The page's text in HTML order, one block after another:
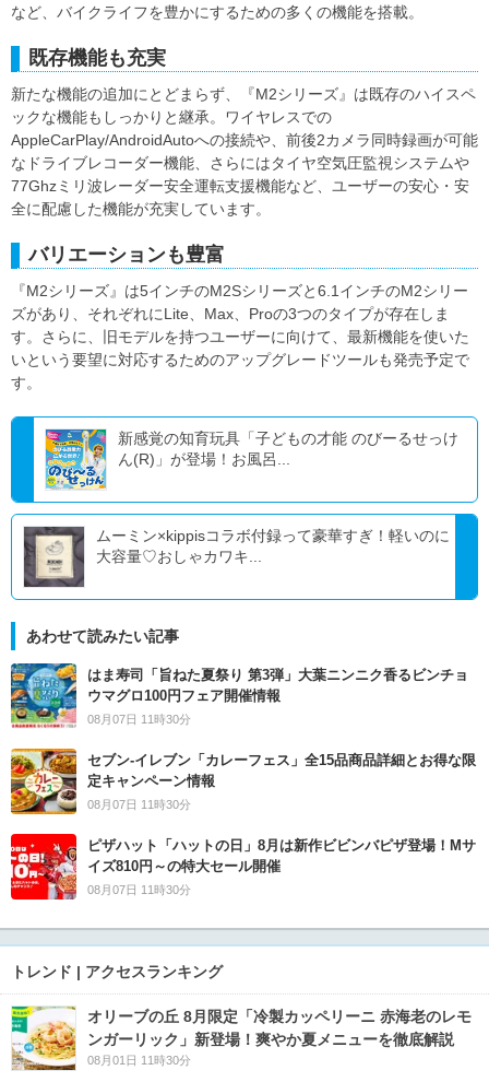
など、バイクライフを豊かにするための多くの機能を搭載。
既存機能も充実
新たな機能の追加にとどまらず、『M2シリーズ』は既存のハイスペ
ックな機能もしっかりと継承。ワイヤレスでの
AppleCarPlay/AndroidAutoへの接続や、前後2カメラ同時録画が可能
なドライブレコーダー機能、さらにはタイヤ空気圧監視システムや
77Ghzミリ波レーダー安全運転支援機能など、ユーザーの安心・安
全に配慮した機能が充実しています。
バリエーションも豊富
『M2シリーズ』は5インチのM2Sシリーズと6.1インチのM2シリー
ズがあり、それぞれにLite、Max、Proの3つのタイプが存在しま
す。さらに、旧モデルを持つユーザーに向けて、最新機能を使いた
いという要望に対応するためのアップグレードツールも発売予定で
す。
新感覚の知育玩具「子どもの才能 のびーるせっけ
ん(R)」が登場！お風呂...
ムーミン×kippisコラボ付録って豪華すぎ！軽いのに
大容量♡おしゃカワキ...
あわせて読みたい記事
はま寿司「旨ねた夏祭り 第3弾」大葉ニンニク香るビンチョ
ウマグロ100円フェア開催情報
08月07日 11時30分
セブン‐イレブン「カレーフェス」全15品商品詳細とお得な限
定キャンペーン情報
08月07日 11時30分
ピザハット「ハットの日」8月は新作ビビンバピザ登場！Mサ
イズ810円～の特大セール開催
08月07日 11時30分
トレンド | アクセスランキング
オリーブの丘 8月限定「冷製カッペリーニ 赤海老のレモ
ンガーリック」新登場！爽やか夏メニューを徹底解説
08月01日 11時30分